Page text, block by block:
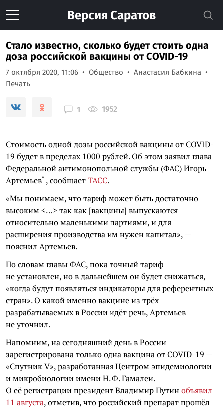
Версия Саратов
Стало известно, сколько будет стоить одна
доза российской вакцины от COVID-19
7 октября 2020, 11:06 Общество
Анастасия Бабкина
Печать
1 1952
Стоимость одной дозы российской вакцины от COVID-
19 будет в пределах 1000 рублей. Об этом заявил глава
Федеральной антимонопольной службы (ФАС)Игорь
Артемьев* , сообщаетТАСС.
«Мы понимаем, что тариф может быть достаточно
высоким <…> так как [вакцины] выпускаются
относительно маленькими партиями, и для
расширения производства им нужен капитал», —
пояснил Артемьев.
По словам главы ФАС, пока точный тариф
не установлен, но в дальнейшем он будет снижаться,
«когда будут появляться индикаторы для референтных
стран». О какой именно вакцине из трёх
разрабатываемых в России идёт речь, Артемьев
не уточнил.
Напомним, на сегодняшний день в России
зарегистрирована только одна вакцина от COVID-19 —
«Спутник V», разработанная Центром эпидемиологии
и микробиологии имени Н. Ф. Гамалеи.
О её регистрации президент Владимир Путин объявил
11 августа, отметив, что российский препарат прошёл